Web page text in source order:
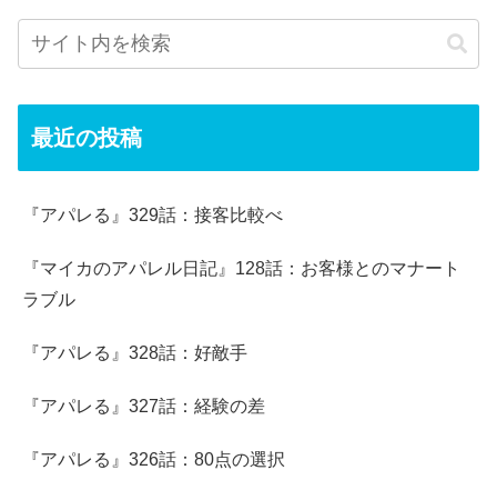
最近の投稿
『アパレる』329話：接客比較べ
『マイカのアパレル日記』128話：お客様とのマナート
ラブル
『アパレる』328話：好敵手
『アパレる』327話：経験の差
『アパレる』326話：80点の選択